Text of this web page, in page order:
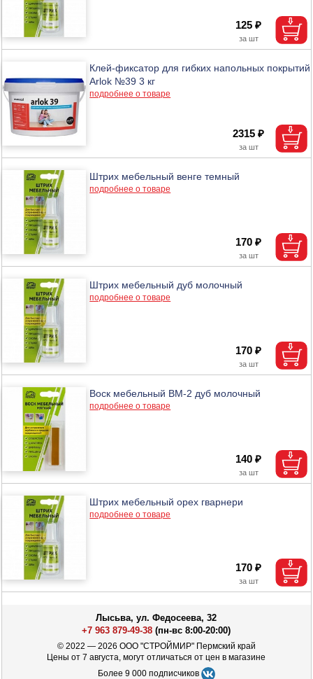
125 ₽
Клей-фиксатор для гибких напольных покрытий
Arlok №39 3 кг
подробнее о товаре
2315 ₽
Штрих мебельный венге темный
подробнее о товаре
170 ₽
Штрих мебельный дуб молочный
подробнее о товаре
170 ₽
Воск мебельный ВМ-2 дуб молочный
подробнее о товаре
140 ₽
Штрих мебельный орех гварнери
подробнее о товаре
170 ₽
Лысьва, ул. Федосеева, 32
+7 963 879-49-38 (пн-вс 8:00-20:00)
© 2022 — 2026 ООО "СТРОЙМИР" Пермский край
Цены от 7 августа, могут отличаться от цен в магазине
Более 9 000 подписчиков